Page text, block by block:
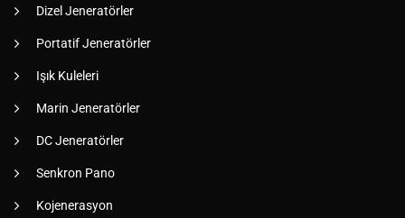
Dizel Jeneratörler
Portatif Jeneratörler
Işık Kuleleri
Marin Jeneratörler
DC Jeneratörler
Senkron Pano
Kojenerasyon